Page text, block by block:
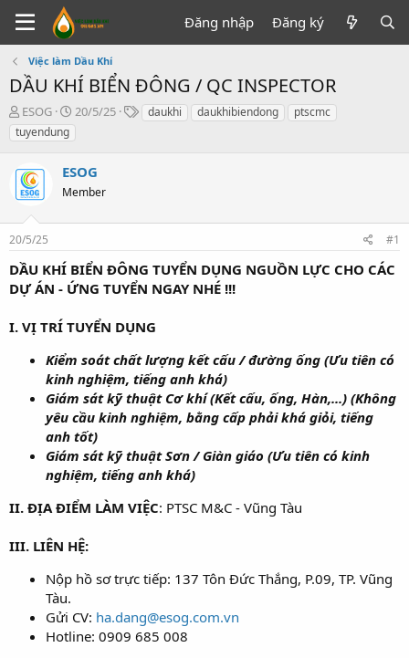
Đăng nhập Đăng ký
Việc làm Dầu Khí
DẦU KHÍ BIỂN ĐÔNG / QC INSPECTOR
T
h
r
a
d
t
a
r
t
e
ESOG
N
g
à
g
ử
20/5/25
Tdaukhi daukhibiendong
ptscmc
tuyendung
ESOG
Member
20/5/25 #1
DẦU KHÍ BIỂN ĐÔNG TUYỂN DỤNG NGUỒN LỰC CHO CÁC
DỰ ÁN - ỨNG TUYỂN NGAY NHÉ !!!
I. VỊ TRÍ TUYỂN DỤNG
Kiểm soát chất lượng kết cấu / đường ống (Ưu tiên có
kinh nghiệm, tiếng anh khá)
Giám sát kỹ thuật Cơ khí (Kết cấu, ống, Hàn,...) (Không
yêu cầu kinh nghiệm, bằng cấp phải khá giỏi, tiếng
anh tốt)
Giám sát kỹ thuật Sơn / Giàn giáo (Ưu tiên có kinh
nghiệm, tiếng anh khá)
II. ĐỊA ĐIỂM LÀM VIỆC: PTSC M&C - Vũng Tàu
III. LIÊN HỆ:
Nộp hồ sơ trực tiếp: 137 Tôn Đức Thắng, P.09, TP. Vũng
Tàu.
Gửi CV: ha.dang@esog.com.vn
Hotline: 0909 685 008